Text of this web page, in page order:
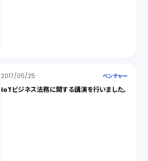
2017/05/25 ベンチャー
IoTビジネス法務に関する講演を行いました。